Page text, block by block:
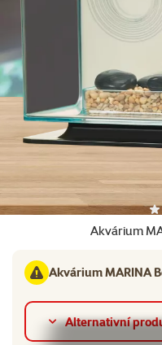
Akvárium
Akvárium MARINA
Alternativní